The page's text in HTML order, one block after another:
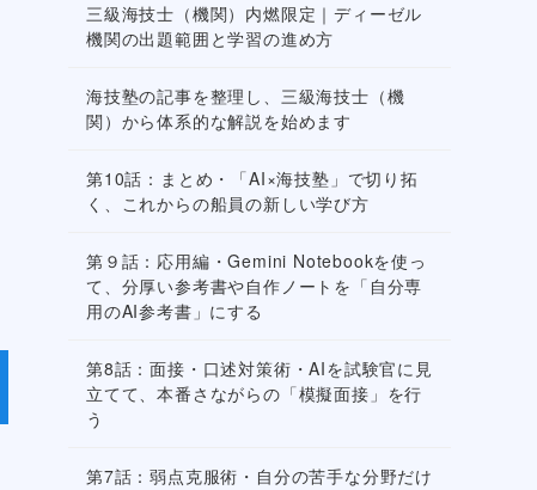
三級海技士（機関）内燃限定｜ディーゼル
機関の出題範囲と学習の進め方
海技塾の記事を整理し、三級海技士（機
関）から体系的な解説を始めます
第10話：まとめ・「AI×海技塾」で切り拓
く、これからの船員の新しい学び方
第９話：応用編・Gemini Notebookを使っ
て、分厚い参考書や自作ノートを「自分専
用のAI参考書」にする
第8話：面接・口述対策術・AIを試験官に見
立てて、本番さながらの「模擬面接」を行
う
第7話：弱点克服術・自分の苦手な分野だけ